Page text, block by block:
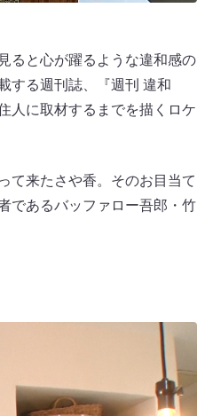
ると心が躍るような違和感の
する週刊誌、『週刊 違和
人に取材するまでを描くロケ
て来たさや香。そのお目当て
であるバッファロー吾郎・竹